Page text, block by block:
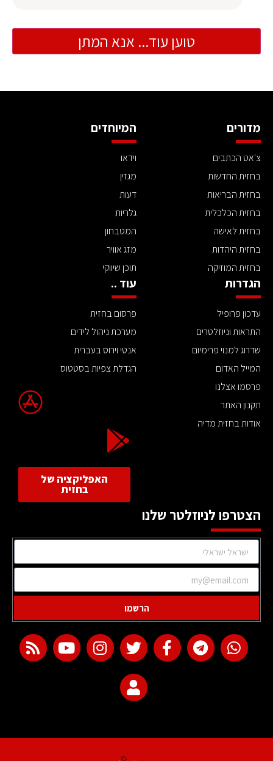
טוען עוד... אנא המתן
מדורים
צ'אט הכתבים
בחזית החדשות
בחזית הבריאות
בחזית הכלכלית
בחזית לאישה
בחזית היהדות
בחזית המוזיקה
המיוחדים
וידאו
מגזין
דעות
גלריות
המטבחון
מזג אוויר
תוכן שיווקי
הגדרות
עדכון פרופיל
התראות וניוזלטרים
שדרוג למנוי פרימיום
המייל האדום
פרסמו אצלנו
תקנון האתר
אודות בחזית מדיה
עוד ..
פרסום בחזית
מערכת ניהול לידים
אנטי וירוס בעברית
הגדלת צפיות בסטטוס
האפליקציה של
בחזית
הצטרפו לניוזלטר שלנו
הרשמו